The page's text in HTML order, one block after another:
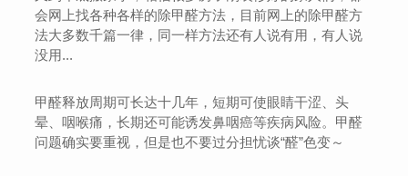
会网上找各种各样的除甲醛方法，目前网上的除甲醛方
法大多数千篇一律，同一样方法还有人说有用，有人说
没用...
甲醛释放周期可长达十几年，短期可使眼睛干涩、头
晕、咽喉痛，长期还可能诱发鼻咽癌等疾病风险。甲醛
问题确实要重视，但是也不要过分担忧谈“醛”色变～